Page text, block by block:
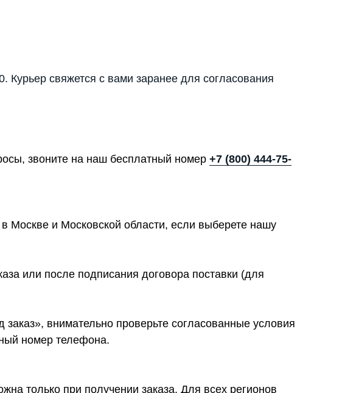
свяжется с вами заранее для согласования
звоните на наш бесплатный номер +7 (800) 444-75-
Москве и Московской области, если выберете нашу
или после подписания договора поставки (для
внимательно проверьте согласованные условия
номер телефона.
только при получении заказа. Для всех регионов